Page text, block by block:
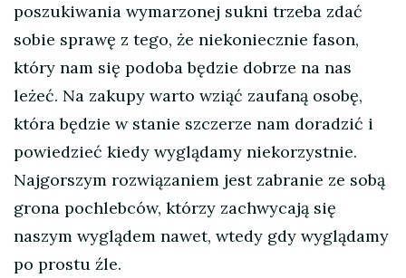
poszukiwania wymarzonej sukni trzeba zdać
sobie sprawę z tego, że niekoniecznie fason,
który nam się podoba będzie dobrze na nas
leżeć. Na zakupy warto wziąć zaufaną osobę,
która będzie w stanie szczerze nam doradzić i
powiedzieć kiedy wyglądamy niekorzystnie.
Najgorszym rozwiązaniem jest zabranie ze sobą
grona pochlebców, którzy zachwycają się
naszym wyglądem nawet, wtedy gdy wyglądamy
po prostu źle.